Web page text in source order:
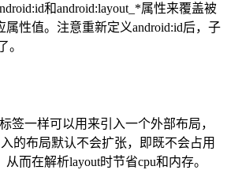
和android:layout_*属性来覆盖被
属性值。注意重新定义android:id后，子
。
签一样可以用来引入一个外部布局，
的布局默认不会扩张，即既不会占用
而在解析layout时节省cpu和内存。